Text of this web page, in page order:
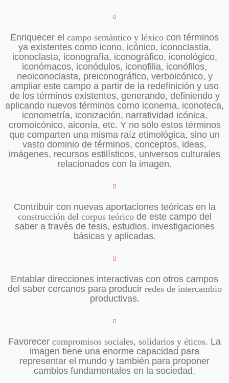
Enriquecer el campo semántico y léxico con términos
ya existentes como icono, icónico, iconoclastia,
iconoclasta, iconografía, iconográfico, iconológico,
iconómacos, iconódulos, iconofilia, iconófilos,
neoiconoclasta, preiconográfico, verboicónico, y
ampliar este campo a partir de la redefinición y uso
de los términos existentes, generando, definiendo y
aplicando nuevos términos como iconema, iconoteca,
iconometría, iconización, narratividad icónica,
cromoicónico, aiconía, etc. Y no sólo estos términos
que comparten una misma raíz etimológica, sino un
vasto dominio de términos, conceptos, ideas,
imágenes, recursos estilísticos, universos culturales
relacionados con la imagen.
Contribuir con nuevas aportaciones teóricas en la
construcción del corpus teóricode este campo del
saber a través de tesis, estudios, investigaciones
básicas y aplicadas.
Entablar direcciones interactivas con otros campos
del saber cercanos para producir redes de intercambio
productivas.
Favorecer compromisos sociales, solidarios y éticos. La
imagen tiene una enorme capacidad para
representar el mundo y también para proponer
cambios fundamentales en la sociedad.